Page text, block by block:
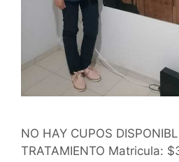
NO HAY CUPOS
TRATAMIENTO Matricula: